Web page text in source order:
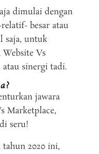
dimulai dengan
besar atau
saja, untuk
Vs
sinergi tadi.
jawara
Marketplace,
seru!
2020 ini,